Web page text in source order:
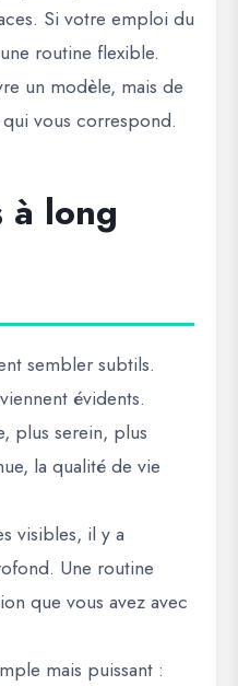
Si votre emploi du
routine flexible.
un modèle, mais de
vous correspond.
à long
sembler subtils.
évidents.
plus serein, plus
la qualité de vie
visibles, il y a
Une routine
que vous avez avec
mais puissant :